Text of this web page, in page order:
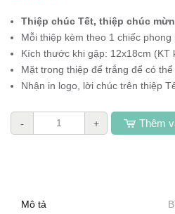
Thiệp chúc Tết, thiệp chúc
Mỗi thiệp kèm theo 1 chiếc phong
Kích thước khi gập: 12x18cm (KT
Mặt trong thiệp để trắng để có thể
Nhận in logo, lời chúc trên thiệp
- + Thêm
Mô tả